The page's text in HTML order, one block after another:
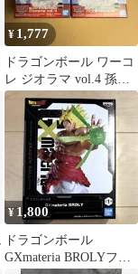
¥ 1,777
ドラゴンボール ワーコ
レ ジオラマ vol.4 孫悟
空 ブロリー フィギュア
¥ 1,800
ドラゴンボール
GXmateria BROLYフィ